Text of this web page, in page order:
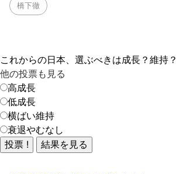
橋下徹
これからの日本、選ぶべきは成長？維持？
他の投票も見る
高成長
低成長
横ばい維持
衰退やむなし